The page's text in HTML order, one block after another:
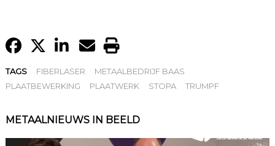
TAGS FIBERLASER
METAALBEDRIJF BAAS
PLAATBEWERKING
PLAATWERK STOPA TRUMPF
METAALNIEUWS IN BEELD